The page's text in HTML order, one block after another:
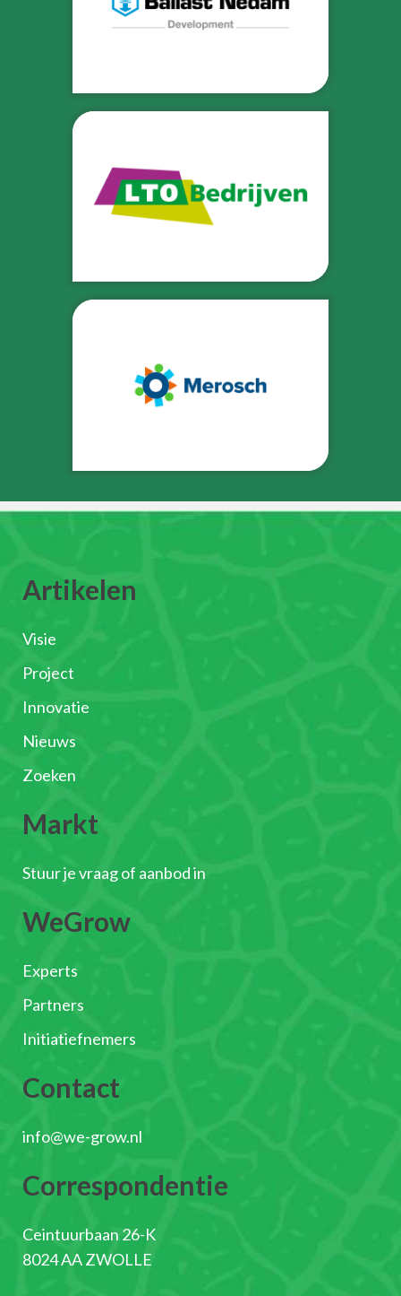
Artikelen
Visie
Project
Innovatie
Nieuws
Zoeken
Markt
Stuur je vraag of aanbod in
WeGrow
Experts
Partners
Initiatiefnemers
Contact
info@we-grow.nl
Correspondentie
Ceintuurbaan 26-K
8024 AA ZWOLLE